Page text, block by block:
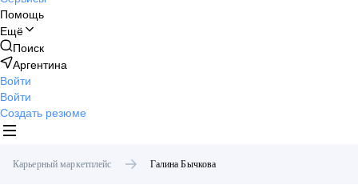
Помощь
Ещё
Поиск
Аргентина
Войти
Войти
Создать резюме
Карьерный маркетплейс Галина Бычкова